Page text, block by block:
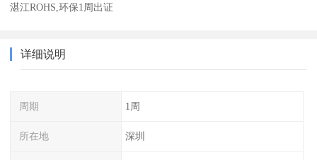
湛江ROHS,环保1周出证
详细说明
周期 1周
所在地 深圳